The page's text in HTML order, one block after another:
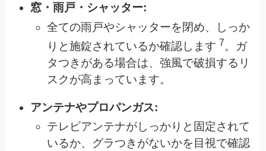
窓・雨戸・シャッター:
全ての雨戸やシャッターを閉め、しっか
りと施錠されているか確認します 7。ガ
タつきがある場合は、強風で破損するリ
スクが高まっています。
アンテナやプロパンガス:
テレビアンテナがしっかりと固定されて
いるか、グラつきがないかを目視で確認